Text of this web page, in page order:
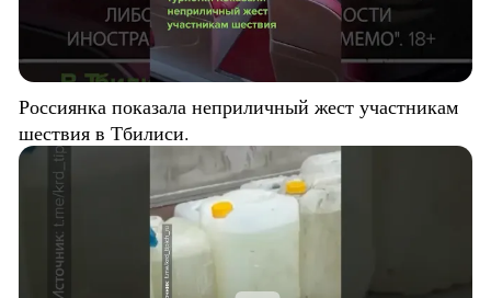
Россиянка показала неприличный жест участникам
шествия в Тбилиси.